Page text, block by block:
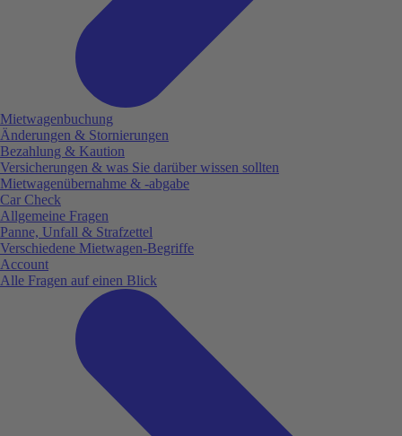
Mietwagenbuchung
Änderungen & Stornierungen
Bezahlung & Kaution
Versicherungen & was Sie darüber wissen sollten
Mietwagenübernahme & -abgabe
Car Check
Allgemeine Fragen
Panne, Unfall & Strafzettel
Verschiedene Mietwagen-Begriffe
Account
Alle Fragen auf einen Blick